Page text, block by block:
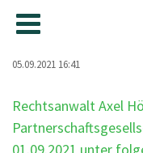
05.09.2021 16:41
Rechtsanwalt Axel